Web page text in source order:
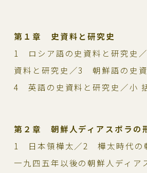
第１章 史資料と研究史
1 ロシア語の史資料と研究史
資料と研究史／3 朝鮮語の史
4 英語の史資料と研究史／小
第２章 朝鮮人ディアスポラの
1 日本領樺太／2 樺太時代の
一九四五年以後の朝鮮人ディア